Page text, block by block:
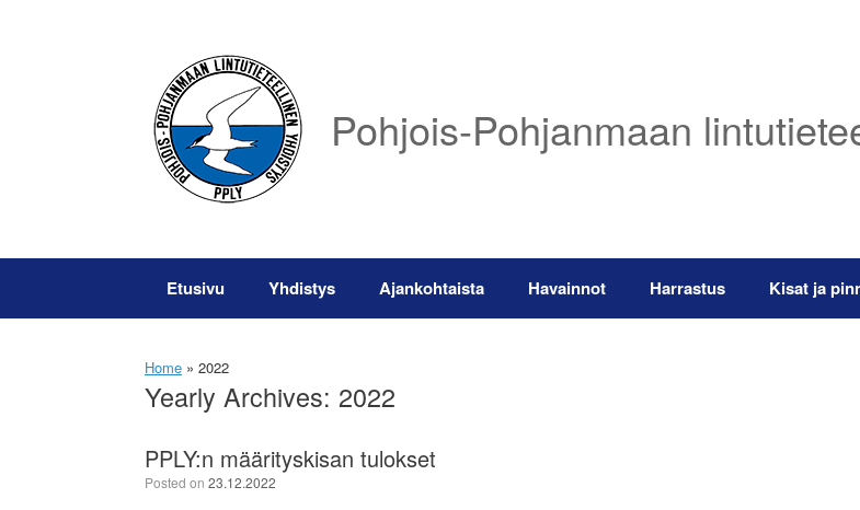
Pohjois-Pohjanmaan
Etusivu Yhdistys Ajankohtaista Havainnot Harrastus Kisat ja
Home » 2022
Yearly Archives: 2022
PPLY:n määrityskisan tulokset
Posted on 23.12.2022